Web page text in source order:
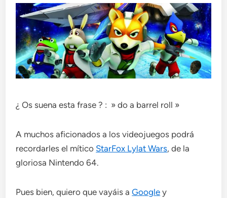
¿ Os suena esta frase ? : » do a barrel roll »
A muchos aficionados a los videojuegos podrá
recordarles el mítico StarFox Lylat Wars, de la
gloriosa Nintendo 64.
Pues bien, quiero que vayáis aGoogle y